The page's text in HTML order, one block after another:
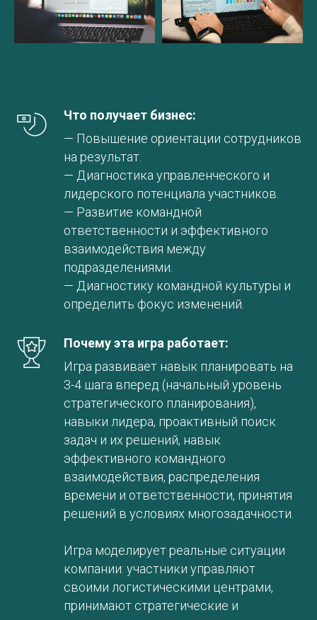
Что получает бизнес:
— Повышение ориентации сотрудников
на результат.
— Диагностика управленческого и
лидерского потенциала участников.
— Развитие командной
ответственности и эффективного
взаимодействия между
подразделениями.
— Диагностику командной культуры и
определить фокус изменений.
Почему эта игра работает:
Игра развивает навык планировать на
3-4 шага вперед (начальный уровень
стратегического планирования),
навыки лидера, проактивный поиск
задач и их решений, навык
эффективного командного
взаимодействия, распределения
времени и ответственности, принятия
решений в условиях многозадачности.
Игра моделирует реальные ситуации
компании: участники управляют
своими логистическими центрами,
принимают стратегические и